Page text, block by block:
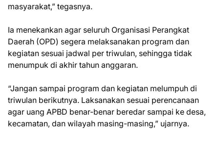
masyarakat,” tegasnya.
Ia menekankan agar seluruh Organisasi Perangkat
Daerah (OPD) segera melaksanakan program dan
kegiatan sesuai jadwal per triwulan, sehingga tidak
menumpuk di akhir tahun anggaran.
“Jangan sampai program dan kegiatan melumpuh di
triwulan berikutnya. Laksanakan sesuai perencanaan
agar uang APBD benar-benar beredar sampai ke desa,
kecamatan, dan wilayah masing-masing,” ujarnya.